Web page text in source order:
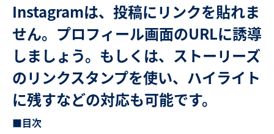
Instagramは、投稿にリンクを貼れま
せん。プロフィール画面のURLに誘導
しましょう。もしくは、ストーリーズ
のリンクスタンプを使い、ハイライト
に残すなどの対応も可能です。
■目次